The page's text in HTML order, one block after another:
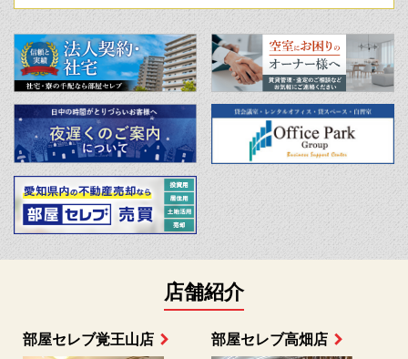
店舗紹介
部屋セレブ上小田井店 部屋セレブ中村店